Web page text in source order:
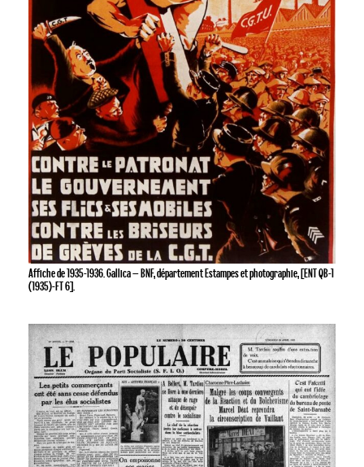
Affiche de 1935-1936. Gallica – BNF, département Estampes et photographie, [ENT QB-1
(1935)-FT 6].